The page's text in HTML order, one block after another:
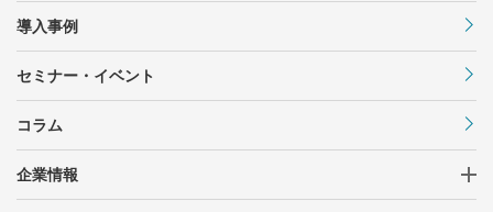
導入事例
セミナー・イベント
コラム
企業情報